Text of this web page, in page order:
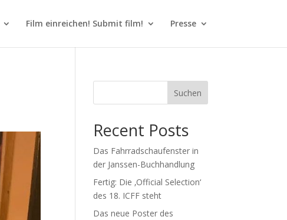
Film einreichen! Submit film! Presse
Suchen
Recent Posts
Das Fahrradschaufenster in
der Janssen-Buchhandlung
Fertig: Die ‚Official Selection‘
des 18. ICFF steht
Das neue Poster des